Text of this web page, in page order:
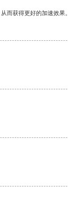
而获得更好的加速效果。